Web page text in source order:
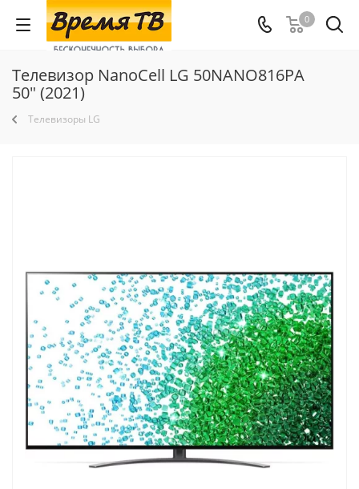
0
Телевизор NanoCell LG 50NANO816PA
50" (2021)
Телевизоры LG